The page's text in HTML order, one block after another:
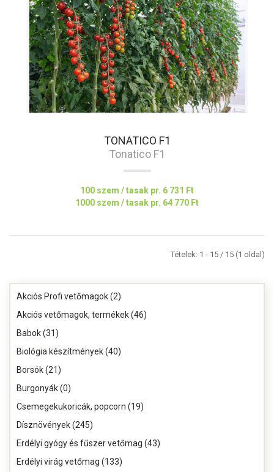
Akciós Profi vetőmagok (2)
Akciós vetőmagok, termékek (46)
Babok (31)
Biológia készítmények (40)
Borsók (21)
Burgonyák (0)
Csemegekukoricák, popcorn (19)
Dísznövények (245)
Erdélyi gyógy és fűszer vetőmag (43)
Erdélyi virág vetőmag (133)
TONATICO F1
Tonatico F1
100 szem / tasak pr. 6 731 Ft
1000 szem / tasak pr. 64 770 Ft
Tételek: 1 - 15 / 15 (1 oldal)